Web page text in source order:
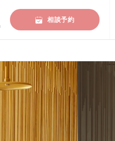
相談予約